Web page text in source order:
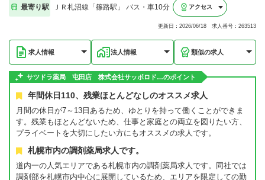
最寄り駅 ＪＲ札沼線「篠路駅」 バス・車10分 アクセス
更新日：2026/06/18 求人番号：263513
求人情報 法人情報 類似の求人
サツドラ薬局 屯田店 株式会社サッポロド…のポイント
年間休日110、残業ほとんどなしのオススメ求人
月間の休日が7～13日あるため、ゆとりを持って働くことができま
す。残業もほとんどないため、仕事と家庭との両立を図りたい方、
プライベートを大切にしたい方にもオススメの求人です。
札幌市内の調剤薬局求人です。
道内一の人気エリアである札幌市内の調剤薬局求人です。同社では
調剤部を札幌市内中心に展開しているため、エリアを限定しての勤